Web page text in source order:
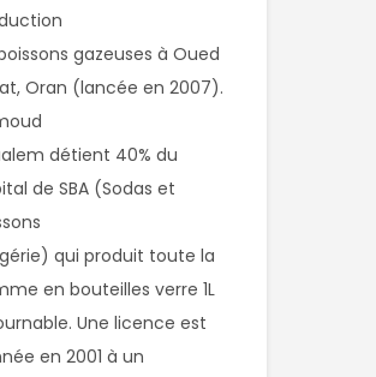
gazeuses à Oued
Oran (lancée en 2007).
détient 40% du
de SBA (Sodas et
qui produit toute la
en bouteilles verre 1L
Une licence est
en 2001 à un